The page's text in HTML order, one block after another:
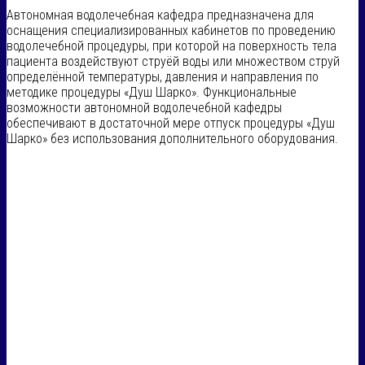
Автономная водолечебная кафедра предназначена для
оснащения специализированных кабинетов по проведению
водолечебной процедуры, при которой на поверхность тела
пациента воздействуют струёй воды или множеством струй
определённой температуры, давления и направления по
методике процедуры «Душ Шарко». Функциональные
возможности автономной водолечебной кафедры
обеспечивают в достаточной мере отпуск процедуры «Душ
Шарко» без использования дополнительного оборудования.